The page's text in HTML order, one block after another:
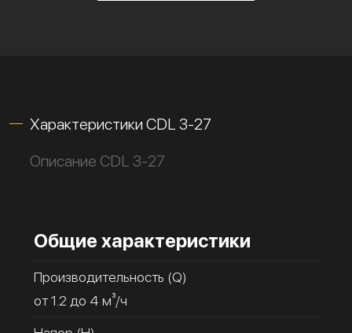
Характеристики CDL 3-27
Описание CDL 3-27
Общие характеристики
Производительность (Q)
от 1.2 до 4 м³/ч